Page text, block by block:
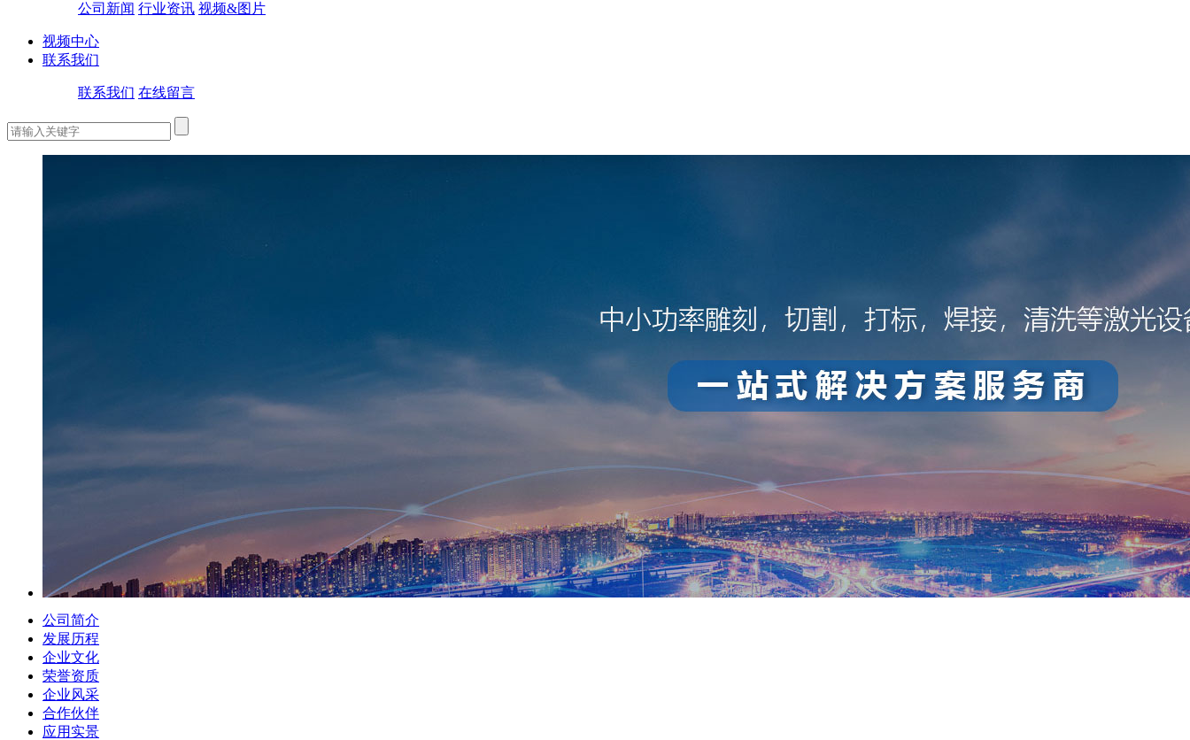
公司新闻 行业资讯 视频&图片
视频中心
联系我们
联系我们 在线留言
公司简介
发展历程
企业文化
荣誉资质
企业风采
合作伙伴
应用实景